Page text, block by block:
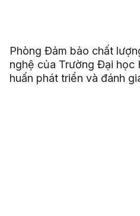
Phòng Đảm bảo chất
nghệ của Trường Đại học
huấn phát triển và đánh